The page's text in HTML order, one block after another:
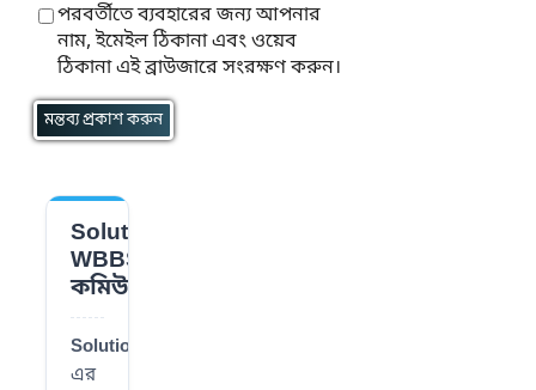
পরবর্তীতে ব্যবহারের জন্য আপনার
নাম, ইমেইল ঠিকানা এবং ওয়েব
ঠিকানা এই ব্রাউজারে সংরক্ষণ করুন।
Solution
WBBSE
কমিউনিটি
SolutionWBBSE
এর